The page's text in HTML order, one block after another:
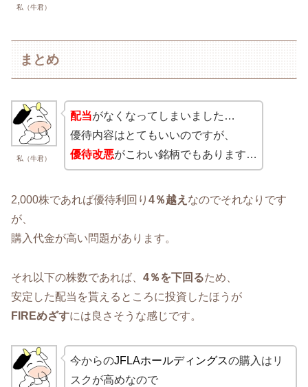
私（牛君）
まとめ
私（牛君）
配当がなくなってしまいました…
優待内容はとてもいいのですが、
優待改悪がこわい銘柄でもあります…
2,000株であれば優待利回り 4％越え なのでそれなりです
が、
購入代金が高い問題があります。
それ以下の株数であれば、 4％を下回るため、
安定した配当を貰えるところに投資したほうが
FIREめざすには良さそうな感じです。
今からのJFLAホールディングスの購入はリ
スクが高めなので